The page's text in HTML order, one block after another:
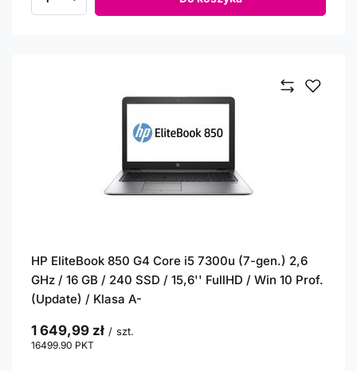
Ilość produktów
HP EliteBook 850 G4 Core i5 7300u (7-gen.) 2,6
GHz / 16 GB / 240 SSD / 15,6'' FullHD / Win 10 Prof.
(Update) / Klasa A-
1 649,99 zł / szt.
16499.90 PKT